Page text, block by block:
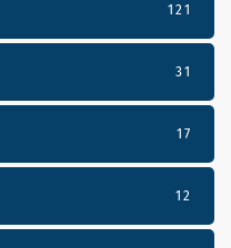
121
31
17
12